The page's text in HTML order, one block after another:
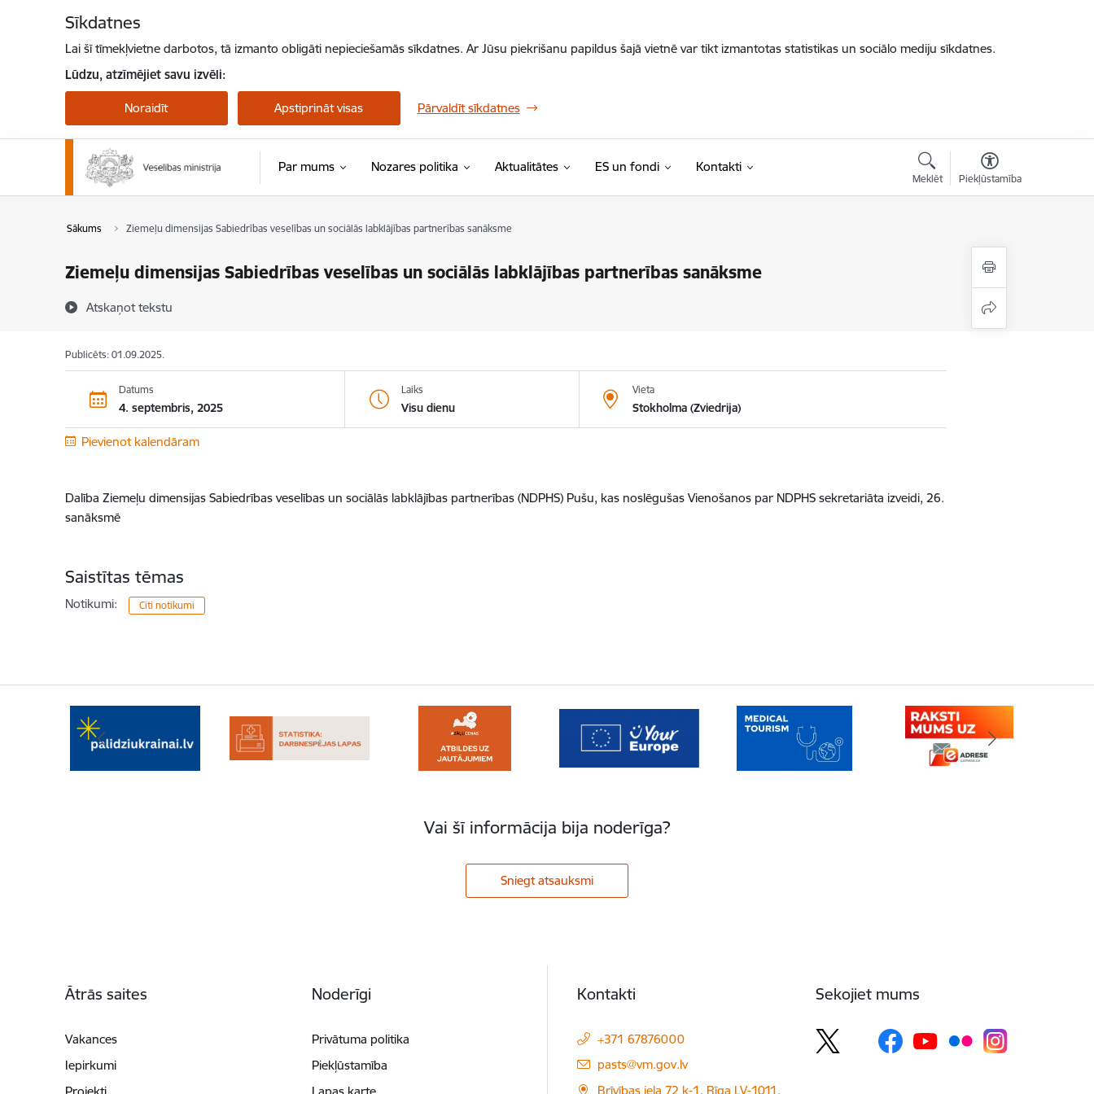
Sīkdatnes
Lai šī tīmekļvietne darbotos, tā izmanto obligāti nepieciešamās sīkdatnes. Ar Jūsu piekrišanu papildus šajā vietnē var tikt izmantotas statistikas un sociālo mediju sīkdatnes.
Lūdzu, atzīmējiet savu izvēli:
Noraidīt Apstiprināt visas Pārvaldīt sīkdatnes
Par mums Nozares politika Aktualitātes ES un fondi Kontakti
Meklēt Piekļūstamība
Sākums Ziemeļu dimensijas Sabiedrības veselības un sociālās labklājības partnerības sanāksme
Ziemeļu dimensijas Sabiedrības veselības un sociālās labklājības partnerības sanāksme
Atskaņot tekstu
Publicēts: 01.09.2025.
Datums
4. septembris, 2025
Laiks
Visu dienu
Vieta
Stokholma (Zviedrija)
Pievienot kalendāram
Dalība Ziemeļu dimensijas Sabiedrības veselības un sociālās labklājības partnerības (NDPHS) Pušu, kas noslēgušas Vienošanos par NDPHS sekretariāta izveidi, 26.
sanāksmē
Saistītas tēmas
Notikumi: Citi notikumi
Vai šī informācija bija noderīga?
Sniegt atsauksmi
Ātrās saites
Vakances
Iepirkumi
Noderīgi
Privātuma politika
Piekļūstamība
Kontakti
+371 67876000
E-pasts:
pasts@vm.gov.lv
Brīvības iela 72 k-1, Rīga LV-1011,
Sekojiet mums